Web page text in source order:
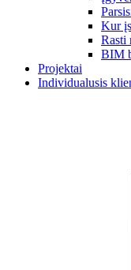
Kur
Rasti
BIM
Projektai
Individualusis